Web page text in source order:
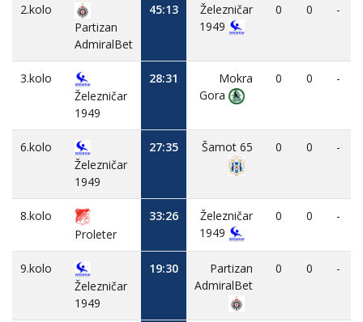
2.kolo
Partizan
AdmiralBet
45:13
Železničar
1949
0 0 -
3.kolo
Železničar
1949
28:31
Mokra
Gora
0 0 -
6.kolo
Železničar
1949
27:35 Šamot 65 0 0 -
8.kolo
Proleter
33:26
Železničar
1949
0 0 -
9.kolo
Železničar
1949
19:30
Partizan
AdmiralBet
0 0 -